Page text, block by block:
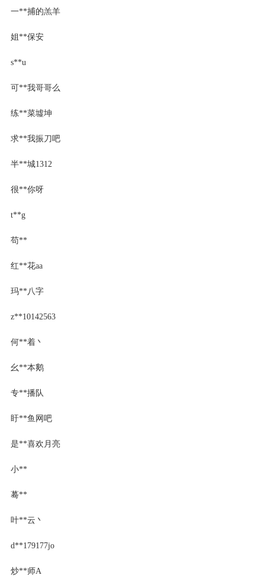
一**捕的羔羊
姐**保安
s**u
可**我哥哥么
练**菜墟坤
求**我振刀吧
半**城1312
很**你呀
t**g
苟**
红**花aa
玛**八字
z**10142563
何**着丶
幺**本鹅
专**播队
盱**鱼网吧
是**喜欢月亮
小**
蓦**
叶**云丶
d**179177jo
炒**师A